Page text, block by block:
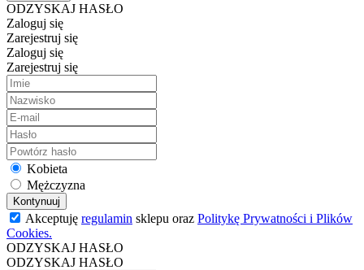
ODZYSKAJ HASŁO
Zaloguj się
Zarejestruj się
Zaloguj się
Zarejestruj się
Kobieta
Mężczyzna
Kontynuuj
Akceptuję regulamin sklepu oraz Politykę Prywatności i Plików
Cookies.
ODZYSKAJ HASŁO
ODZYSKAJ HASŁO